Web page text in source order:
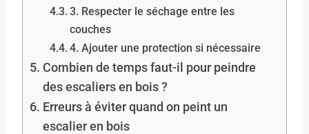
3. Respecter le séchage entre les
couches
4. Ajouter une protection si nécessaire
Combien de temps faut-il pour peindre
des escaliers en bois ?
Erreurs à éviter quand on peint un
escalier en bois